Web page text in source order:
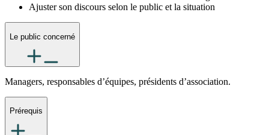
Ajuster son discours selon le public et la situation
Le public concerné
Managers, responsables d’équipes, présidents d’association.
Prérequis